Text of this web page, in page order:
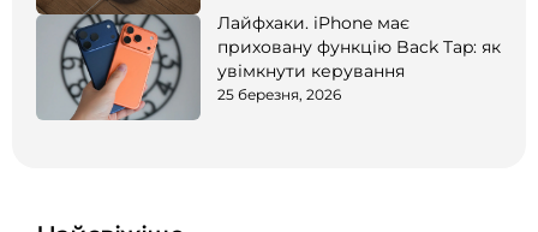
Лайфхаки. iPhone має
приховану функцію Back Tap: як
увімкнути керування
25 березня, 2026